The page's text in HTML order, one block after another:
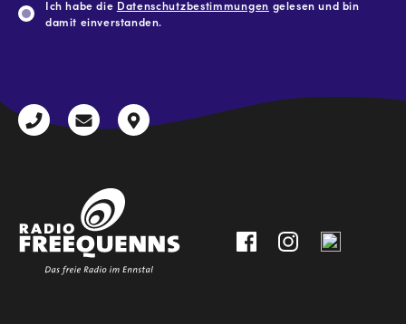
Ich habe die Datenschutzbestimmungen gelesen und bin
damit einverstanden.
+43
radio@freequenns.at
Kulturhausstraße